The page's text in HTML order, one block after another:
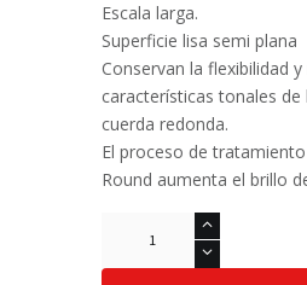
Escala larga.
Superficie lisa semi plana
Conservan la flexibilidad
características tonales de
cuerda redonda.
El proceso de
Round aumenta el brillo